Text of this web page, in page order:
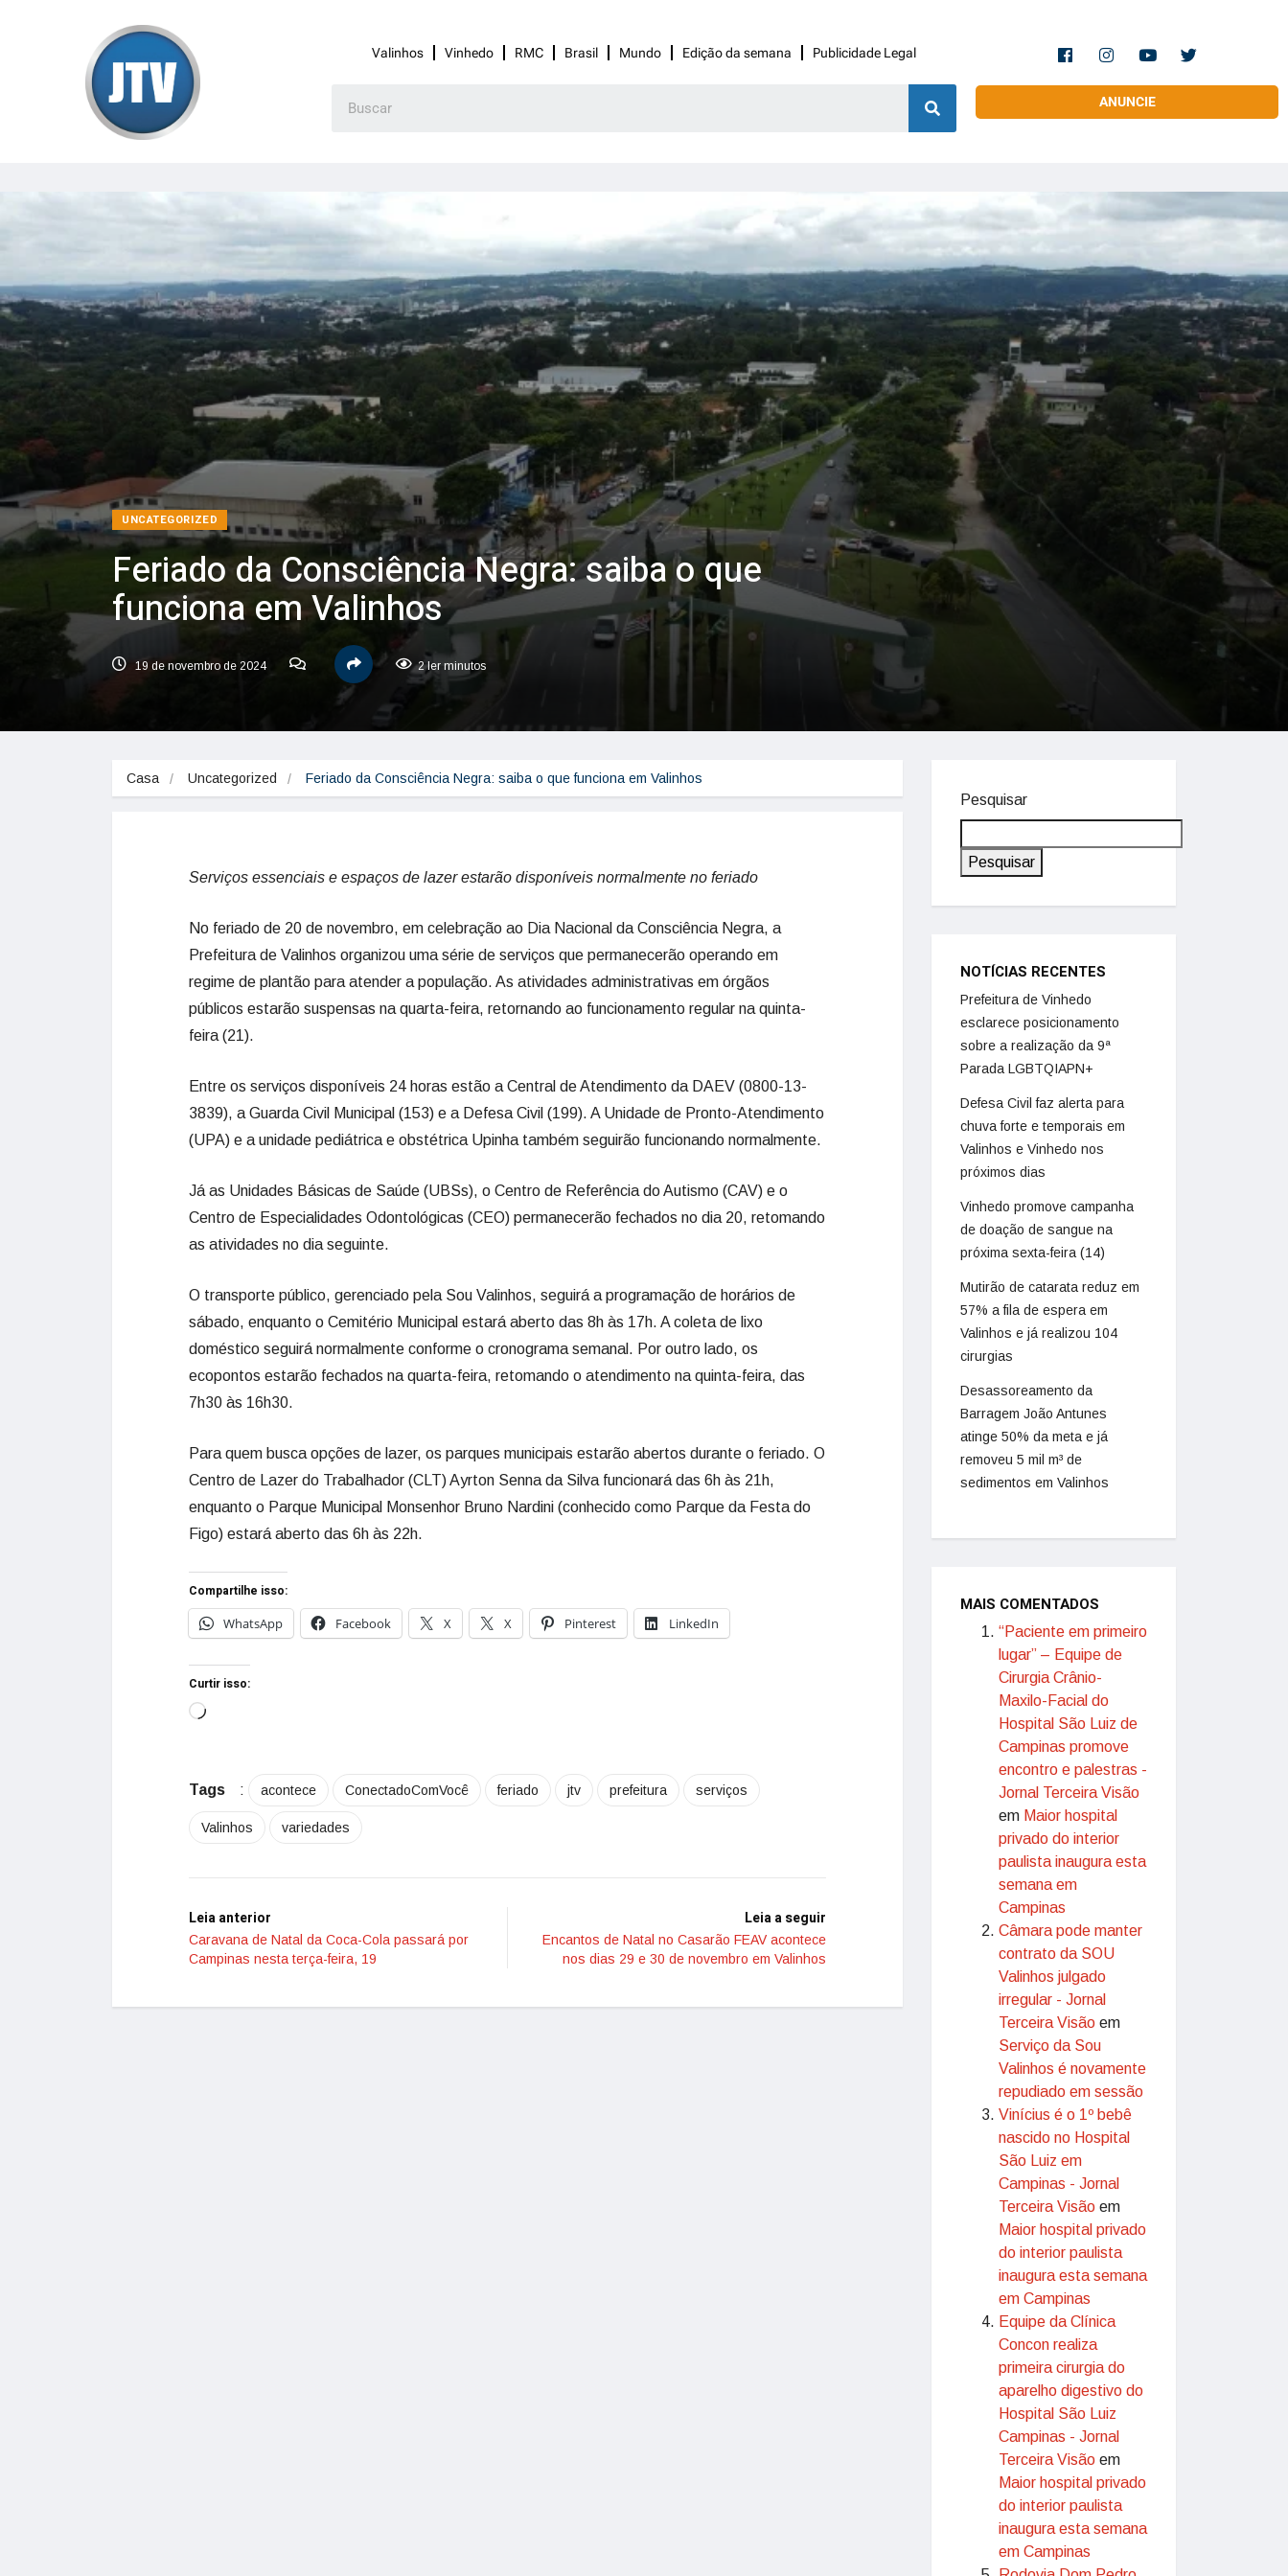
Valinhos Vinhedo RMC Brasil Mundo Edição da semana Publicidade Legal
ANUNCIE
UNCATEGORIZED
Feriado da Consciência Negra: saiba o que
funciona em Valinhos
19 de novembro de 2024 2 ler minutos
Casa Uncategorized Feriado da Consciência Negra: saiba o que funciona em Valinhos
Serviços essenciais e espaços de lazer estarão disponíveis normalmente no feriado
No feriado de 20 de novembro, em celebração ao Dia Nacional da Consciência Negra, a
Prefeitura de Valinhos organizou uma série de serviços que permanecerão operando em
regime de plantão para atender a população. As atividades administrativas em órgãos
públicos estarão suspensas na quarta-feira, retornando ao funcionamento regular na quinta-
feira (21).
Entre os serviços disponíveis 24 horas estão a Central de Atendimento da DAEV (0800-13-
3839), a Guarda Civil Municipal (153) e a Defesa Civil (199). A Unidade de Pronto-Atendimento
(UPA) e a unidade pediátrica e obstétrica Upinha também seguirão funcionando normalmente.
Já as Unidades Básicas de Saúde (UBSs), o Centro de Referência do Autismo (CAV) e o
Centro de Especialidades Odontológicas (CEO) permanecerão fechados no dia 20, retomando
as atividades no dia seguinte.
O transporte público, gerenciado pela Sou Valinhos, seguirá a programação de horários de
sábado, enquanto o Cemitério Municipal estará aberto das 8h às 17h. A coleta de lixo
doméstico seguirá normalmente conforme o cronograma semanal. Por outro lado, os
ecopontos estarão fechados na quarta-feira, retomando o atendimento na quinta-feira, das
7h30 às 16h30.
Para quem busca opções de lazer, os parques municipais estarão abertos durante o feriado. O
Centro de Lazer do Trabalhador (CLT) Ayrton Senna da Silva funcionará das 6h às 21h,
enquanto o Parque Municipal Monsenhor Bruno Nardini (conhecido como Parque da Festa do
Figo) estará aberto das 6h às 22h.
Compartilhe isso:
WhatsApp
Facebook X X Pinterest LinkedIn
Curtir isso:
Tags : acontece ConectadoComVocê feriado jtv prefeitura serviços
Valinhos variedades
Leia anterior
Caravana de Natal da Coca-Cola passará por
Campinas nesta terça-feira, 19
Leia a seguir
Encantos de Natal no Casarão FEAV acontece
nos dias 29 e 30 de novembro em Valinhos
Pesquisar
Pesquisar
NOTÍCIAS RECENTES
Prefeitura de Vinhedo
esclarece posicionamento
sobre a realização da 9ª
Parada LGBTQIAPN+
Defesa Civil faz alerta para
chuva forte e temporais em
Valinhos e Vinhedo nos
próximos dias
Vinhedo promove campanha
de doação de sangue na
próxima sexta-feira (14)
Mutirão de catarata reduz em
57% a fila de espera em
Valinhos e já realizou 104
cirurgias
Desassoreamento da
Barragem João Antunes
atinge 50% da meta e já
removeu 5 mil m³ de
sedimentos em Valinhos
MAIS COMENTADOS
“Paciente em primeiro
lugar” – Equipe de
Cirurgia Crânio-
Maxilo-Facial do
Hospital São Luiz de
Campinas promove
encontro e palestras -
Jornal Terceira Visão
em Maior hospital
privado do interior
paulista inaugura esta
semana em
Campinas
Câmara pode manter
contrato da SOU
Valinhos julgado
irregular - Jornal
Terceira Visão em
Serviço da Sou
Valinhos é novamente
repudiado em sessão
Vinícius é o 1º bebê
nascido no Hospital
São Luiz em
Campinas - Jornal
Terceira Visão em
Maior hospital privado
do interior paulista
inaugura esta semana
em Campinas
Equipe da Clínica
Concon realiza
primeira cirurgia do
aparelho digestivo do
Hospital São Luiz
Campinas - Jornal
Terceira Visão em
Maior hospital privado
do interior paulista
inaugura esta semana
em Campinas